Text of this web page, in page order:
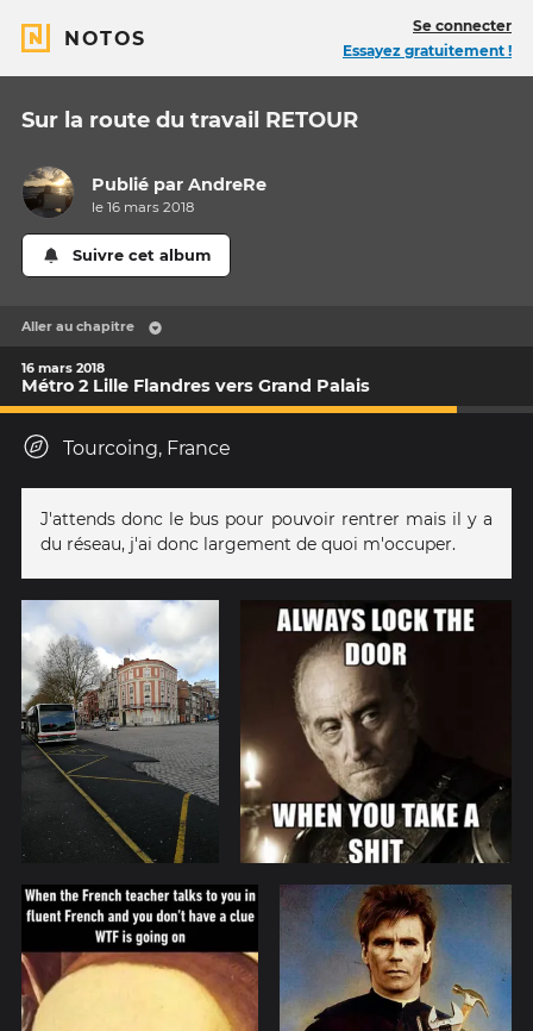
NOTOS
Se connecter
Essayez gratuitement !
Sur la route du travail RETOUR
Publié parAndreRe
le 16 mars 2018
Suivre cet album
Aller au chapitre
16 mars 2018
Métro 2 Lille Flandres vers Grand Palais
Tourcoing, France
J'attends donc le bus pour pouvoir rentrer mais il y a
du réseau, j'ai donc largement de quoi m'occuper.